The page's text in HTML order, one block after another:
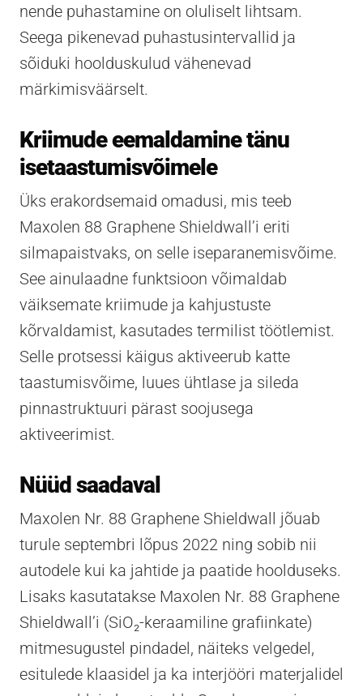
nende puhastamine on oluliselt lihtsam.
Seega pikenevad puhastusintervallid ja
sõiduki hoolduskulud vähenevad
märkimisväärselt.
Kriimude eemaldamine tänu
isetaastumisvõimele
Üks erakordsemaid omadusi, mis teeb
Maxolen 88 Graphene Shieldwall’i eriti
silmapaistvaks, on selle iseparanemisvõime.
See ainulaadne funktsioon võimaldab
väiksemate kriimude ja kahjustuste
kõrvaldamist, kasutades termilist töötlemist.
Selle protsessi käigus aktiveerub katte
taastumisvõime, luues ühtlase ja sileda
pinnastruktuuri pärast soojusega
aktiveerimist.
Nüüd saadaval
Maxolen Nr. 88 Graphene Shieldwall jõuab
turule septembri lõpus 2022 ning sobib nii
autodele kui ka jahtide ja paatide hoolduseks.
Lisaks kasutatakse Maxolen Nr. 88 Graphene
Shieldwall’i (SiO₂-keraamiline grafiinkate)
mitmesugustel pindadel, näiteks velgedel,
esitulede klaasidel ja ka interjööri materjalidel